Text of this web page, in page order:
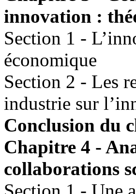
innovation :
Section 1 -
économique
Section 2 - Les
industrie sur
Conclusion du
Chapitre 4 -
collaborations